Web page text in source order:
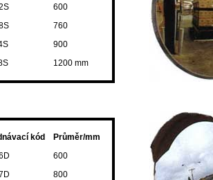
600
760
900
1200 mm
kód
Průměr/mm
600
800